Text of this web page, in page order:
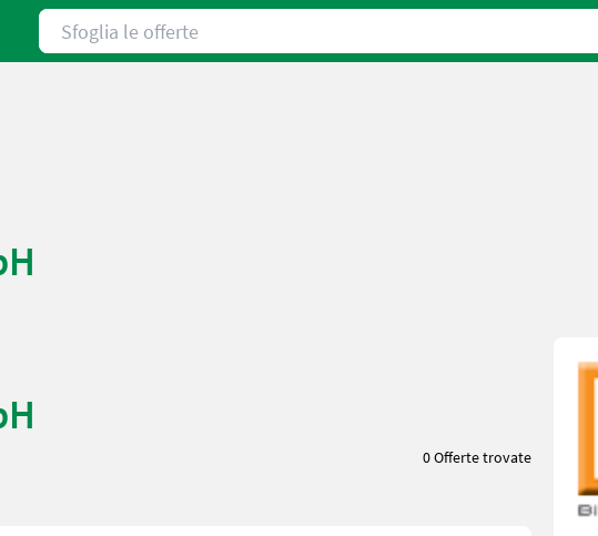
Sfoglia le offerte
0 Offerte trovate